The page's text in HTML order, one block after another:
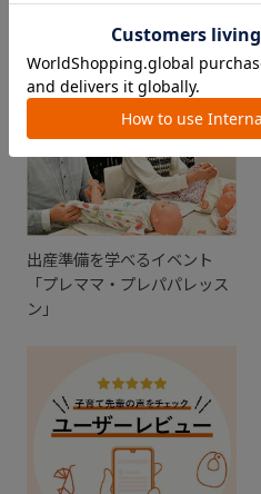
出産準備を学べるイベント
「プレママ・プレパパレッス
ン」